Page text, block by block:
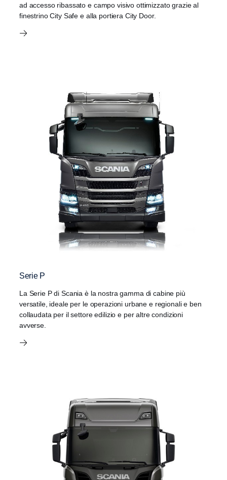
ad accesso ribassato e campo visivo ottimizzato grazie al
finestrino City Safe e alla portiera City Door.
Serie P
La Serie P di Scania è la nostra gamma di cabine più
versatile, ideale per le operazioni urbane e regionali e ben
collaudata per il settore edilizio e per altre condizioni
avverse.